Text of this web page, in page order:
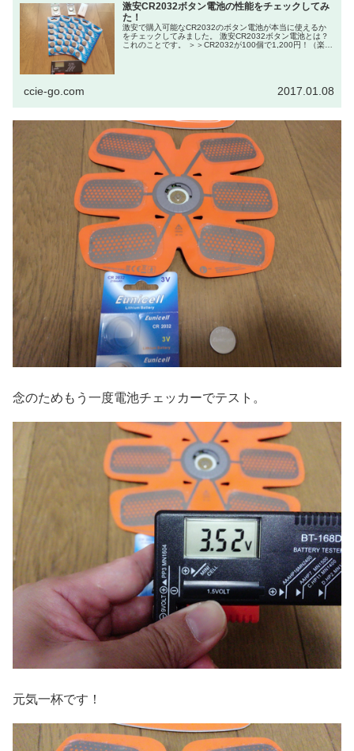
激安CR2032ボタン電池の性能をチェックしてみ
た！
激安で購入可能なCR2032のボタン電池が本当に使えるか
をチェックしてみました。 激安CR2032ボタン電池とは？
これのことです。 ＞＞CR2032が100個で1,200円！（楽
ccie-go.com 2017.01.08
念のためもう一度電池チェッカーでテスト。
元気一杯です！